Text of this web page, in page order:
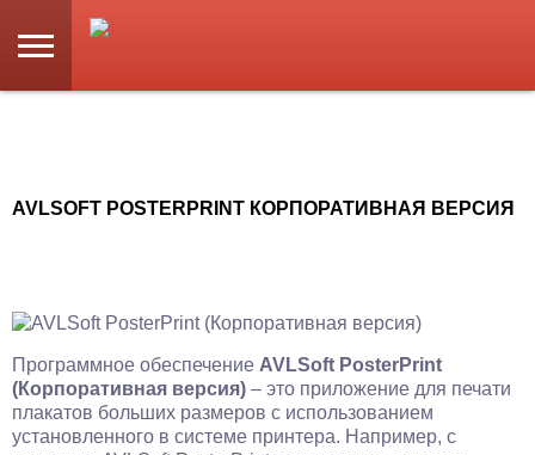
AVLSOFT POSTERPRINT КОРПОРАТИВНАЯ ВЕРСИЯ
Программное обеспечение AVLSoft PosterPrint
(Корпоративная версия) – это приложение для печати
плакатов больших размеров с использованием
установленного в системе принтера. Например, с